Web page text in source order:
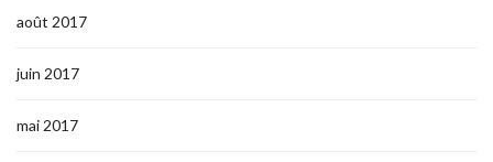
août 2017
juin 2017
mai 2017